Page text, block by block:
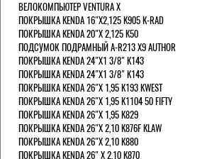
ВЕЛОКОМПЬЮТЕР VENTURA Х
ПОКРЫШКА KENDA 16"Х2,125 K905 K-RAD
ПОКРЫШКА KENDA 20"Х 2,125 K50
ПОДСУМОК ПОДРАМНЫЙ A-R213 X9 AUTHOR
ПОКРЫШКА KENDA 24"Х1 3/8" K143
ПОКРЫШКА KENDA 24"Х1 3/8" K143
ПОКРЫШКА KENDA 26"Х 1,95 K193 KWEST
ПОКРЫШКА KENDA 26"Х 1,95 K1104 50 FIFTY
ПОКРЫШКА KENDA 26"Х 1,95 K829
ПОКРЫШКА KENDA 26"Х 2,10 K876F KLAW
ПОКРЫШКА KENDA 26"Х 2,10 K880
ПОКРЫШКА KENDA 26" Х 2,10 K870